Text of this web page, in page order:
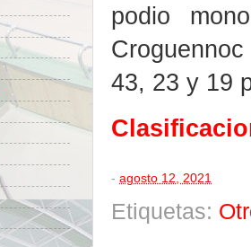
podio
43, 23 y 19
- agosto 12, 2021
Etiquetas: